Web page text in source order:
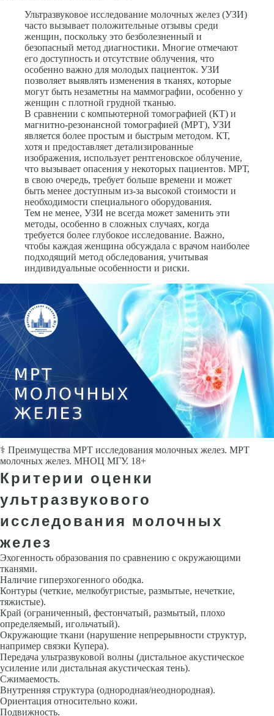
Ультразвуковое исследование молочных желез (УЗИ)
часто вызывает положительные отзывы среди
женщин, поскольку это безболезненный и
безопасный метод диагностики. Многие отмечают
его доступность и отсутствие облучения, что
особенно важно для молодых пациенток. УЗИ
позволяет выявлять изменения в тканях, которые
могут быть незаметны на маммографии, особенно у
женщин с плотной грудной тканью.
В сравнении с компьютерной томографией (КТ) и
магнитно-резонансной томографией (МРТ), УЗИ
является более простым и быстрым методом. КТ,
хотя и предоставляет детализированные
изображения, использует рентгеновское облучение,
что вызывает опасения у некоторых пациентов. МРТ,
в свою очередь, требует больше времени и может
быть менее доступным из-за высокой стоимости и
необходимости специального оборудования.
Тем не менее, УЗИ не всегда может заменить эти
методы, особенно в сложных случаях, когда
требуется более глубокое исследование. Важно,
чтобы каждая женщина обсуждала с врачом наиболее
подходящий метод обследования, учитывая
индивидуальные особенности и риски.
⚕ Преимущества МРТ исследования молочных желез. МРТ
молочных желез. МНОЦ МГУ. 18+
Критерии оценки
ультразвукового
исследования молочных
желез
Эхогенность образования по сравнению с окружающими
тканями.
Наличие гиперэхогенного ободка.
Контуры (четкие, мелкобугристые, размытые, нечеткие,
тяжистые).
Край (ограниченный, фестончатый, размытый, плохо
определяемый, иголь­чатый).
Окружающие ткани (нарушение непрерывности структур,
например связ­ки Купера).
Передача ультразвуковой волны (дистальное акустическое
усиление или дистальная акустическая тень).
Сжимаемость.
Внутренняя структура (однородная/неоднородная).
Ориентация относительно кожи.
Подвижность.